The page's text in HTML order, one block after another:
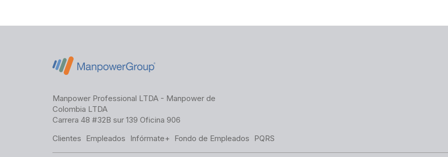
Manpower Professional LTDA - Manpower de
Colombia LTDA
Carrera 48 #32B sur 139 Oficina 906
Clientes Empleados Infórmate+ Fondo de Empleados PQRS